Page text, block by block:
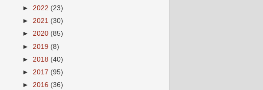
► 2022 (23)
► 2021 (30)
► 2020 (85)
► 2019 (8)
► 2018 (40)
► 2017 (95)
► 2016 (36)